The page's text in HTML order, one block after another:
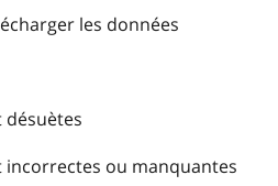
les données
désuètes
incorrectes ou manquantes